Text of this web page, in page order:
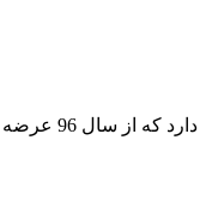
شما مشتریان عزیز برداشته است.